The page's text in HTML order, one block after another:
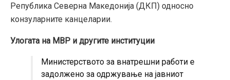
Република Северна Македонија (ДКП) односно
конзуларните канцеларии.
Улогата на МВР и другите институции
Министерството за внатрешни работи е
задолжено за одржување на јавниот